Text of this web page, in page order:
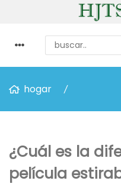
hogar
¿Cuál es la
película